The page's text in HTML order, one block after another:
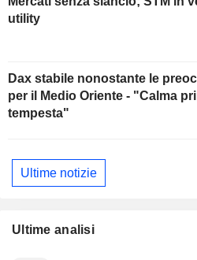
utility
Dax stabile nonostante le
per il Medio Oriente - "Calma
tempesta"
Ultime notizie
Ultime analisi